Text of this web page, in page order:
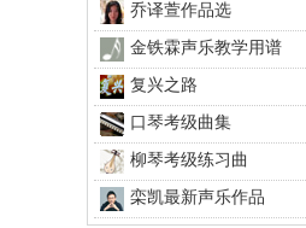
乔译萱作品选
金铁霖声乐教学用谱
复兴之路
口琴考级曲集
柳琴考级练习曲
栾凯最新声乐作品